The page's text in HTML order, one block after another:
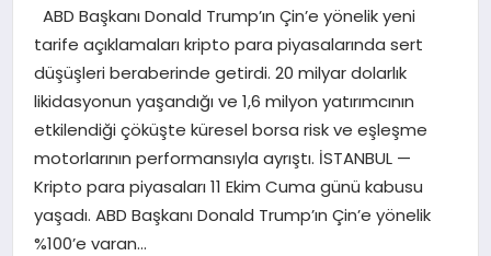
EKONOMI
SAĞLIK
DÜNYA
EĞITIM
ABD Başkanı Donald Trump’ın Çin’e yönelik yeni
tarife açıklamaları kripto para piyasalarında sert
düşüşleri beraberinde getirdi. 20 milyar dolarlık
likidasyonun yaşandığı ve 1,6 milyon yatırımcının
etkilendiği çöküşte küresel borsa risk ve eşleşme
motorlarının performansıyla ayrıştı. İSTANBUL —
Kripto para piyasaları 11 Ekim Cuma günü kabusu
yaşadı. ABD Başkanı Donald Trump’ın Çin’e yönelik
%100’e varan…